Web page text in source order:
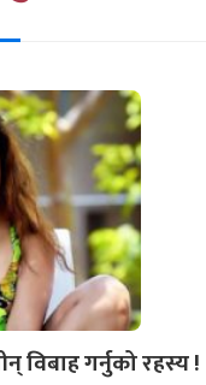
विबाह गर्नुको रहस्य !